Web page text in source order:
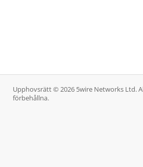
Upphovsrätt © 2026 5wire Networks Ltd.
förbehållna.